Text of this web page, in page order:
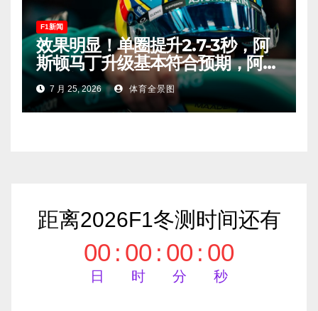
F1新闻
效果明显！单圈提升2.7-3秒，阿
斯顿马丁升级基本符合预期，阿隆
索有望在匈牙利进入Q2！
7 月 25, 2026 体育全景图
距离2026F1冬测时间还有
00
日
: 00
时
: 00
分
: 00
秒